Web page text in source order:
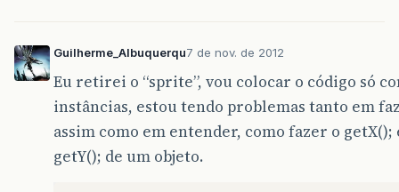
Guilherme_Albuquerqu7 de nov. de 2012
Eu retirei o “sprite”, vou colocar o código só
instâncias, estou tendo problemas tanto em
assim como em entender, como fazer o getX();
getY(); de um objeto.